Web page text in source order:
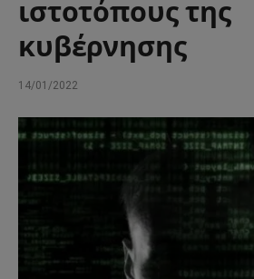
ιστοτόπους της
κυβέρνησης
14/01/2022